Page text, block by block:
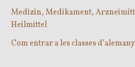
Medizin, Medikament,
Heilmittel
Com entrar a les classes